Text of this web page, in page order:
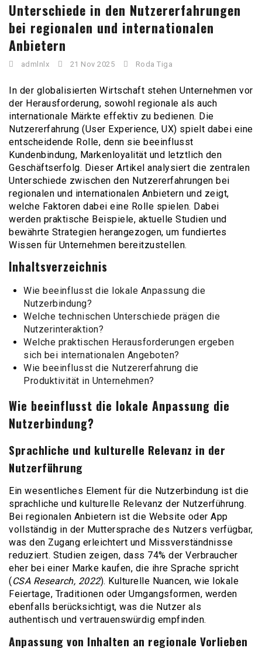
Unterschiede in den Nutzererfahrungen
bei regionalen und internationalen
Anbietern
admlnlx 21 Nov 2025 Roda Tiga
In der globalisierten Wirtschaft stehen Unternehmen vor
der Herausforderung, sowohl regionale als auch
internationale Märkte effektiv zu bedienen. Die
Nutzererfahrung (User Experience, UX) spielt dabei eine
entscheidende Rolle, denn sie beeinflusst
Kundenbindung, Markenloyalität und letztlich den
Geschäftserfolg. Dieser Artikel analysiert die zentralen
Unterschiede zwischen den Nutzererfahrungen bei
regionalen und internationalen Anbietern und zeigt,
welche Faktoren dabei eine Rolle spielen. Dabei
werden praktische Beispiele, aktuelle Studien und
bewährte Strategien herangezogen, um fundiertes
Wissen für Unternehmen bereitzustellen.
Inhaltsverzeichnis
Wie beeinflusst die lokale Anpassung die
Nutzerbindung?
Welche technischen Unterschiede prägen die
Nutzerinteraktion?
Welche praktischen Herausforderungen ergeben
sich bei internationalen Angeboten?
Wie beeinflusst die Nutzererfahrung die
Produktivität in Unternehmen?
Wie beeinflusst die lokale Anpassung die
Nutzerbindung?
Sprachliche und kulturelle Relevanz in der
Nutzerführung
Ein wesentliches Element für die Nutzerbindung ist die
sprachliche und kulturelle Relevanz der Nutzerführung.
Bei regionalen Anbietern ist die Website oder App
vollständig in der Muttersprache des Nutzers verfügbar,
was den Zugang erleichtert und Missverständnisse
reduziert. Studien zeigen, dass 74% der Verbraucher
eher bei einer Marke kaufen, die ihre Sprache spricht
(CSA Research, 2022). Kulturelle Nuancen, wie lokale
Feiertage, Traditionen oder Umgangsformen, werden
ebenfalls berücksichtigt, was die Nutzer als
authentisch und vertrauenswürdig empfinden.
Anpassung von Inhalten an regionale Vorlieben